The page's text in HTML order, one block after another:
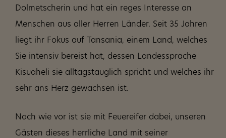
Dolmetscherin und hat ein reges Interesse an
Menschen aus aller Herren Länder. Seit 35 Jahren
liegt ihr Fokus auf Tansania, einem Land, welches
Sie intensiv bereist hat, dessen Landessprache
Kisuaheli sie alltagstauglich spricht und welches ihr
sehr ans Herz gewachsen ist.
Nach wie vor ist sie mit Feuereifer dabei, unseren
Gästen dieses herrliche Land mit seiner